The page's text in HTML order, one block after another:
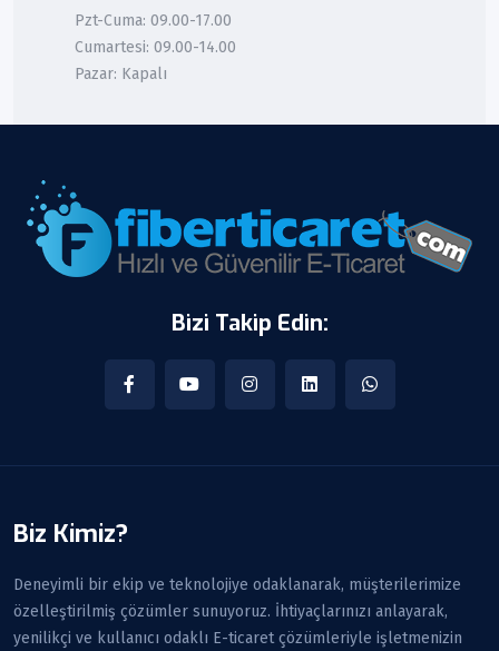
Pzt-Cuma: 09.00-17.00
Cumartesi: 09.00-14.00
Pazar: Kapalı
Bizi Takip Edin:
Biz Kimiz?
Deneyimli bir ekip ve teknolojiye odaklanarak, müşterilerimize
özelleştirilmiş çözümler sunuyoruz. İhtiyaçlarınızı anlayarak,
yenilikçi ve kullanıcı odaklı E-ticaret çözümleriyle işletmenizin